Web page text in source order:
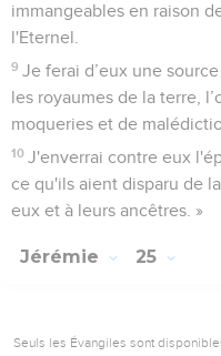
immangeables en raison
l'Eternel.
9 Je ferai d’eux une
les royaumes de la terre,
moqueries et de
10 J'enverrai contre eux
ce qu'ils aient disparu de
eux et à leurs ancêtres. »
Jérémie 25
Seuls les Évangiles sont